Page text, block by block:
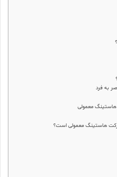
به فرد
معمولی
هاستینگ معمولی است؟